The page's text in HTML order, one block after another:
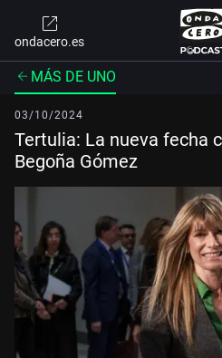
ondacero.es
MÁS DE UNO
03/10/2024
Tertulia: La nueva fecha
Begoña Gómez